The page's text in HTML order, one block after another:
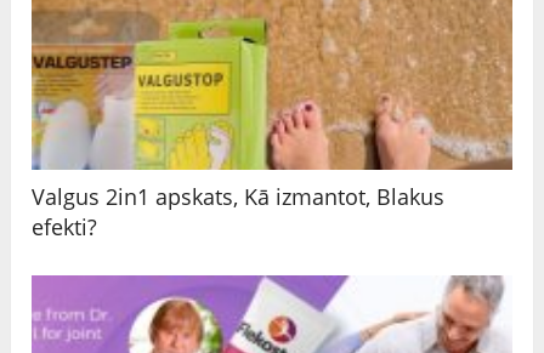
Valgus 2in1 apskats, Kā izmantot, Blakus
efekti?